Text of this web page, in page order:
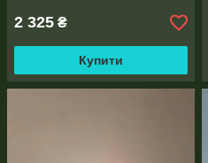
2 325 ₴
Купити